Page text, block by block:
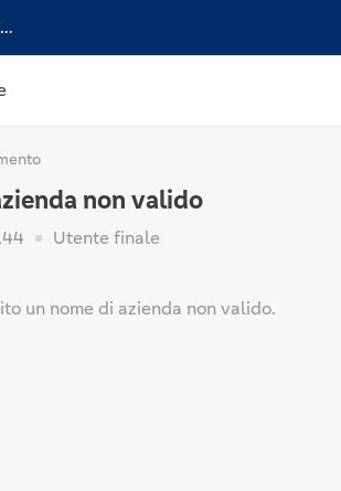
Documentazione
non valido
Utente finale
un nome di azienda non valido.